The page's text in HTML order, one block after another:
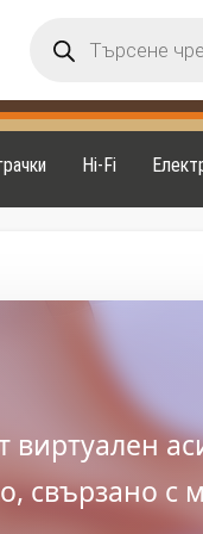
search
Hi-Fi
виртуален
свързано с